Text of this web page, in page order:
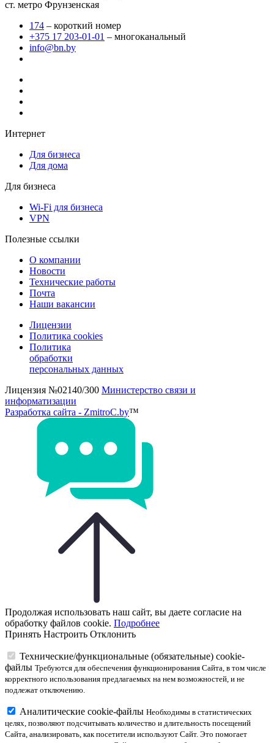
ст. метро Фрунзенская
174 – короткий номер
+375 17 203-01-01 – многоканальный
info@bn.by
Интернет
Для бизнеса
Для дома
Для бизнеса
Wi-Fi для бизнеса
VPN
Полезные ссылки
О компании
Новости
Технические работы
Почта
Наши вакансии
Лицензии
Политика cookies
Политика
обработки
персональных данных
Лицензия №02140/300 Министерство связи и
информатизации
Разработка сайта - ZmitroC.by™
Продолжая использовать наш сайт, вы даете согласие на
обработку файлов cookie. Подробнее
Принять Настроить Отклонить
Технические/функциональные (обязательные) cookie-
файлы Требуются для обеспечения функционирования Сайта, в том числе
корректного использования предлагаемых на нем возможностей, и не
подлежат отключению.
Аналитические cookie-файлы Необходимы в статистических
целях, позволяют подсчитывать количество и длительность посещений
Сайта, анализировать, как посетители используют Сайт. Это помогает